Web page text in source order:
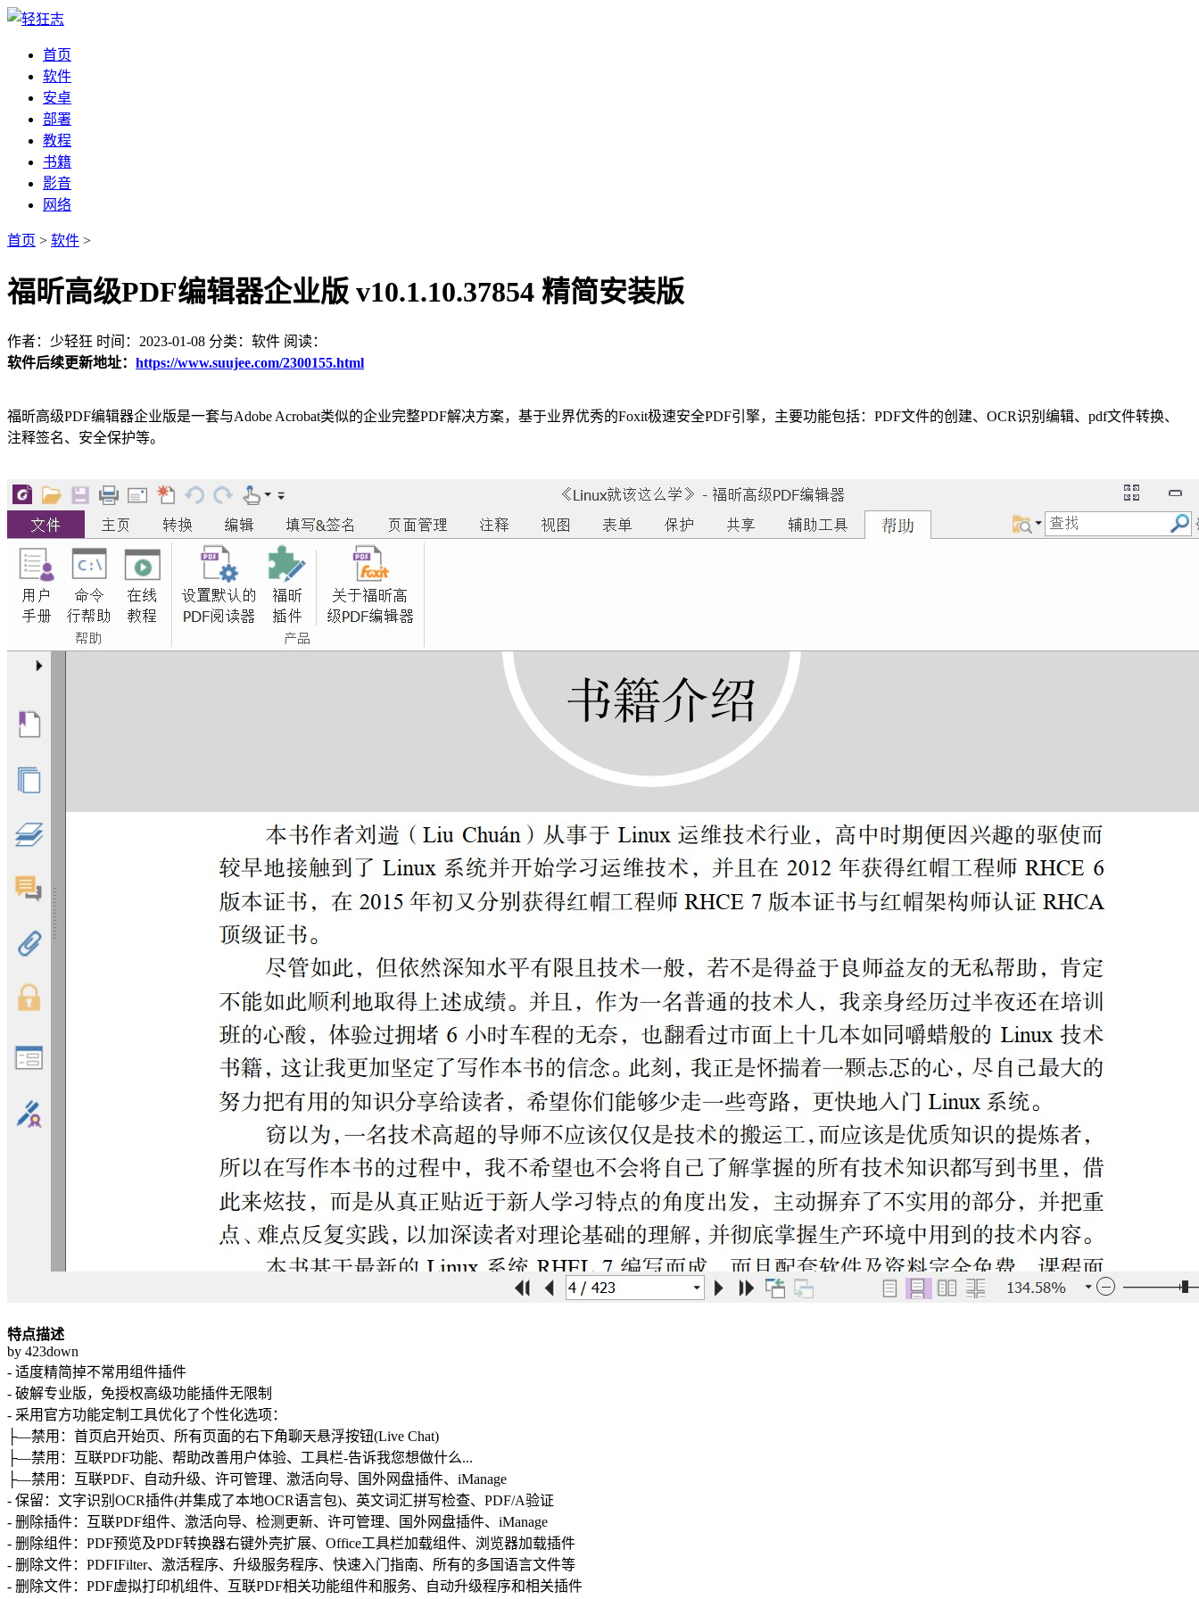
首页
软件
安卓
部署
教程
书籍
影音
网络
首页 > 软件 >
福昕高级PDF编辑器企业版 v10.1.10.37854 精简安装版
作者：少轻狂 时间：2023-01-08 分类：软件 阅读：
软件后续更新地址： https://www.suujee.com/2300155.html
福昕高级PDF编辑器企业版是一套与Adobe Acrobat类似的企业完整PDF解决方案，基于业界优秀的Foxit极速安全PDF引擎，主要功能包括：PDF文件的创建、OCR识别编辑、pdf文件转换、
注释签名、安全保护等。
特点描述
by 423down
- 适度精简掉不常用组件插件
- 破解专业版，免授权高级功能插件无限制
- 采用官方功能定制工具优化了个性化选项：
├—禁用：首页启开始页、所有页面的右下角聊天悬浮按钮(Live Chat)
├—禁用：互联PDF功能、帮助改善用户体验、工具栏-告诉我您想做什么...
├—禁用：互联PDF、自动升级、许可管理、激活向导、国外网盘插件、iManage
- 保留：文字识别OCR插件(并集成了本地OCR语言包)、英文词汇拼写检查、PDF/A验证
- 删除插件：互联PDF组件、激活向导、检测更新、许可管理、国外网盘插件、iManage
- 删除组件：PDF预览及PDF转换器右键外壳扩展、Office工具栏加载组件、浏览器加载插件
- 删除文件：PDFIFilter、激活程序、升级服务程序、快速入门指南、所有的多国语言文件等
- 删除文件：PDF虚拟打印机组件、互联PDF相关功能组件和服务、自动升级程序和相关插件